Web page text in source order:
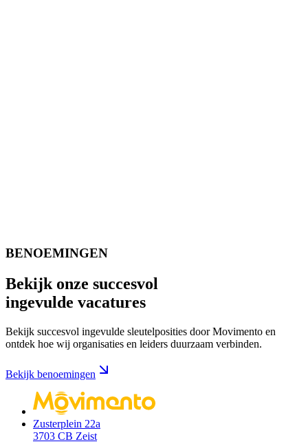
BENOEMINGEN
Bekijk onze succesvol
ingevulde vacatures
Bekijk succesvol ingevulde sleutelposities door Movimento en
ontdek hoe wij organisaties en leiders duurzaam verbinden.
Bekijk benoemingen
Zusterplein 22a
3703 CB Zeist